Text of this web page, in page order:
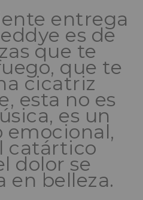
entrega
es de
que te
que te
cicatriz
esta no es
es un
emocional,
catártico
dolor se
en belleza.